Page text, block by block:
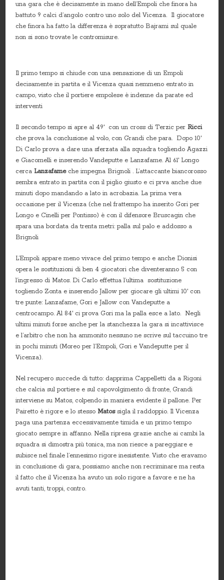
una gara che è decisamente in mano dell’Empoli che finora ha
battuto 9 calci d’angolo contro uno solo del Vicenza. Il giocatore
che finora ha fatto la differenza è sopratutto Bajrami sul quale
non si sono trovate le contromisure.
Il primo tempo si chiude con una sensazione di un Empoli
decisamente in partita e il Vicenza quasi nemmeno entrato in
campo, visto che il portiere empolese è indenne da parate ed
interventi
Il secondo tempo si apre al 49′ con un cross di Terzic perRicci
che prova la conclusione al volo, con Grandi che para. Dopo 10′
Di Carlo prova a dare una sferzata alla squadra togliendo Agazzi
e Giacomelli e inserendo Vandeputte e Lanzafame. Al 61′ Longo
cercaLanzafameche impegna Brignoli . L’attaccante biancorosso
sembra entrato in partita con il piglio giusto e ci prva anche due
minuti dopo mandando a lato in acrobazia. La prima vera
occasione per il Vicenza (che nel frattempo ha inserito Gori per
Longo e Cinelli per Pontisso) è con il difensore Bruscagin che
spara una bordata da trenta metri: palla sul palo e addosso a
Brignoli
L’Empoli appare meno vivace del primo tempo e anche Dionisi
opera le sostituzioni di ben 4 giocatori che diventeranno 5 con
l’ingresso di Matos. Di Carlo effettua l’ultima sostituzione
togliendo Zonta e inserendo Jallow per giocare gli ultimi 10′ con
tre punte: Lanzafame, Gori e Jallow con Vandeputte a
centrocampo. Al 84′ ci prova Gori ma la palla esce a lato. Negli
ultimi minuti forse anche per la stanchezza la gara si incattivisce
e l’arbitro che non ha ammonito nessuno ne scrive sul taccuino tre
in pochi minuti (Moreo per l’Empoli, Gori e Vandeputte per il
Vicenza).
Nel recupero succede di tutto: dapprima Cappelletti da a Rigoni
che calcia sul portiere e sul capovolgimento di fronte, Grandi
interviene su Matos, colpendo in maniera evidente il pallone. Per
Pairetto è rigore e lo stessoMatossigla il raddoppio. Il Vicenza
paga una partenza eccessivamente timida e un primo tempo
giocato sempre in affanno. Nella ripresa grazie anche ai cambi la
squadra si dimostra più tonica, ma non riesce a pareggiare e
subisce nel finale l’ennesimo rigore inesistente. Visto che eravamo
in conclusione di gara, possiamo anche non recriminare ma resta
il fatto che il Vicenza ha avuto un solo rigore a favore e ne ha
avuti tanti, troppi, contro.